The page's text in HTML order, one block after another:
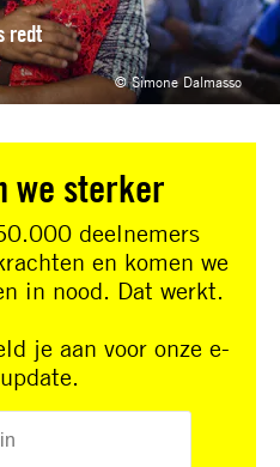
© Simone Dalmasso
redt
we sterker
deelnemers
en komen we
in nood. Dat werkt.
je aan voor onze e-